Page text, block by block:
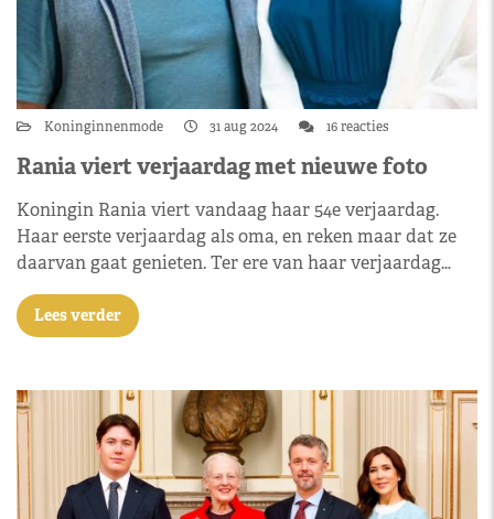
Koninginnenmode 31 aug 2024 16 reacties
Rania viert verjaardag met nieuwe foto
Koningin Rania viert vandaag haar 54e verjaardag.
Haar eerste verjaardag als oma, en reken maar dat ze
daarvan gaat genieten. Ter ere van haar verjaardag…
Lees verder